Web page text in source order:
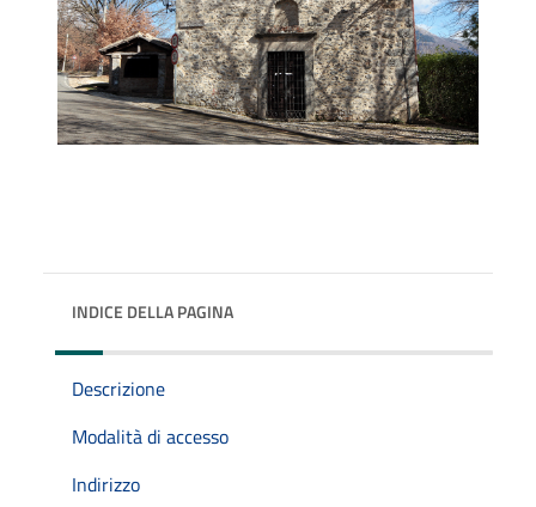
INDICE DELLA PAGINA
Descrizione
Modalità di accesso
Indirizzo